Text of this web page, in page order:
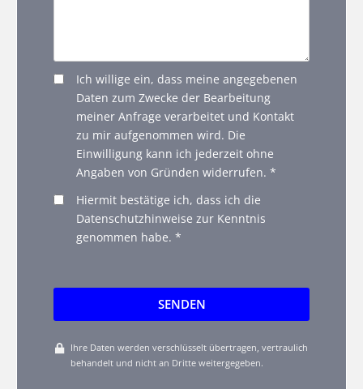
Ich willige ein, dass meine angegebenen
Daten zum Zwecke der Bearbeitung
meiner Anfrage verarbeitet und Kontakt
zu mir aufgenommen wird. Die
Einwilligung kann ich jederzeit ohne
Angaben von Gründen widerrufen. *
Hiermit bestätige ich, dass ich die
Datenschutzhinweise zur Kenntnis
genommen habe. *
SENDEN
Ihre Daten werden verschlüsselt übertragen, vertraulich
behandelt und nicht an Dritte weitergegeben.